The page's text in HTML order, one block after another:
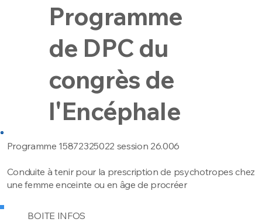
Programme
de DPC du
congrès de
l'Encéphale
Programme 15872325022 session 26.006
Conduite à tenir pour la prescription de psychotropes chez
une femme enceinte ou en âge de procréer
BOITE INFOS